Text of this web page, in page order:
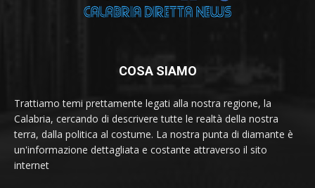
COSA SIAMO
Trattiamo temi prettamente legati alla nostra regione, la
Calabria, cercando di descrivere tutte le realtà della nostra
terra, dalla politica al costume. La nostra punta di diamante è
un'informazione dettagliata e costante attraverso il sito
internet